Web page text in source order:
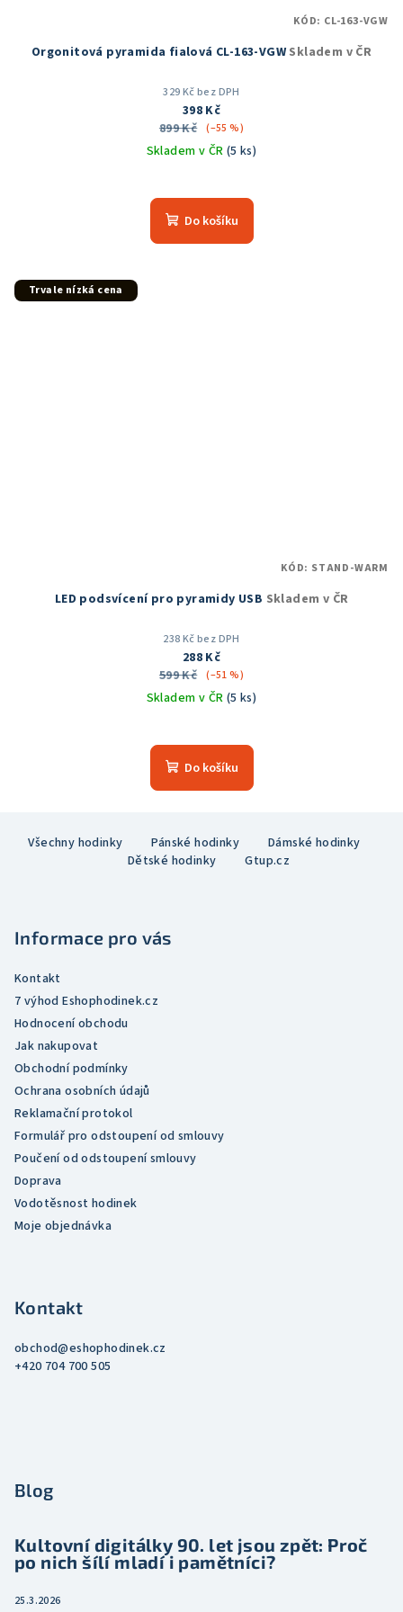
Orgonitová pyramida fialová CL-163-VGWSkladem v ČR
329 Kč bez DPH
398 Kč
899 Kč (–55 %)
Skladem v ČR (5 ks)
hodnocení
produktu
Do košíku
KÓD: CL-163-VGW
Trvale nízká cena
LED podsvícení pro pyramidy USB Skladem v ČR
238 Kč bez DPH
288 Kč
599 Kč (–51 %)
Skladem v ČR (5 ks)
hodnocení
produktu
hvězdiček.
Do košíku
KÓD: STAND-WARM
Všechny hodinky Pánské hodinky
Dámské hodinky
Dětské hodinky
Gtup.cz
Informace pro vás
Kontakt
7 výhod Eshophodinek.cz
Hodnocení obchodu
Jak nakupovat
Obchodní podmínky
Ochrana osobních údajů
Reklamační protokol
Formulář pro odstoupení od smlouvy
Poučení od odstoupení smlouvy
Doprava
Vodotěsnost hodinek
Moje objednávka
Kontakt
obchod@eshophodinek.cz
+420 704 700 505
Blog
Kultovní digitálky 90. let jsou zpět: Proč
po nich šílí mladí i pamětníci?
25.3.2026